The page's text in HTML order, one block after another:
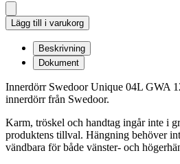
Lägg till i varukorg
Beskrivning
Dokument
Innerdörr Swedoor Unique 04L GWA
innerdörr från Swedoor.
Karm, tröskel och handtag ingår inte i
produktens tillval. Hängning behöver
vändbara för både vänster- och